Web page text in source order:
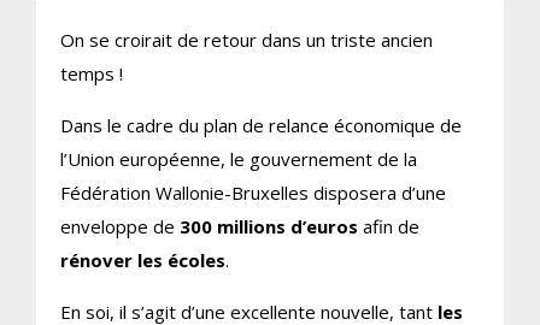
On se croirait de retour dans un triste ancien
temps !
Dans le cadre du plan de relance économique de
l’Union européenne, le gouvernement de la
Fédération Wallonie-Bruxelles disposera d’une
enveloppe de 300 millions d’euros afin de
rénover les écoles.
En soi, il s’agit d’une excellente nouvelle, tant les